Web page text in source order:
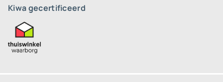
Kiwa gecertificeerd